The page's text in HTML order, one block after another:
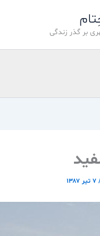
بر گذر زندگی
۷ تیر ۱۳۸۷